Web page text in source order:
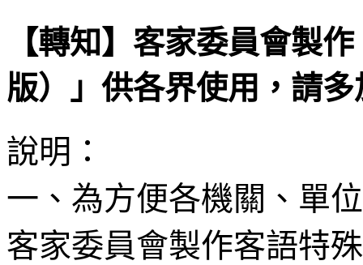
【轉知】客家委員會製
版）」供各界使用，請多
說明：
一、為方便各機關、單
客家委員會製作客語特